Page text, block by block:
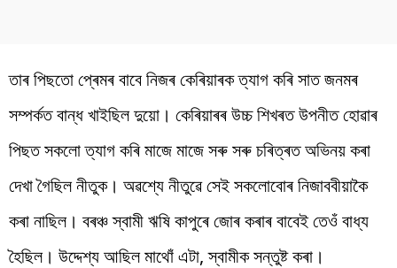
তাৰ পিছতো প্ৰেমৰ বাবে নিজৰ কেৰিয়াৰক ত্যাগ কৰি সাত জনমৰ
সম্পৰ্কত বান্ধ খাইছিল দুয়ো। কেৰিয়াৰৰ উচ্চ শিখৰত উপনীত হোৱাৰ
পিছত সকলো ত্যাগ কৰি মাজে মাজে সৰু সৰু চৰিত্ৰত অভিনয় কৰা
দেখা গৈছিল নীতুক। অৱশ্যে নীতুৱে সেই সকলোবোৰ নিজাববীয়াকৈ
কৰা নাছিল। বৰঞ্চ স্বামী ঋষি কাপুৰে জোৰ কৰাৰ বাবেই তেওঁ বাধ্য
হৈছিল। উদ্দেশ্য আছিল মাথোঁ এটা, স্বামীক সন্তুষ্ট কৰা।